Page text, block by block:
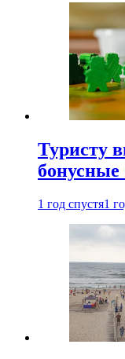
Туристу
1 год спустя1